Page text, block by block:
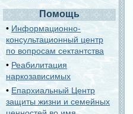
Помощь
• Информационно-
консультационный центр
по вопросам сектантства
•Реабилитация
наркозависимых
•Епархиальный Центр
защиты жизни и семейных